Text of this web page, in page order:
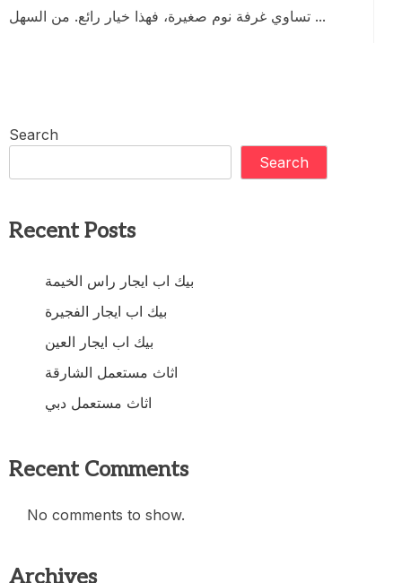
تساوي غرفة نوم صغيرة، فهذا خيار رائع. من السهل ...
Search
Search
Recent Posts
بيك اب ايجار راس الخيمة
بيك اب ايجار الفجيرة
بيك اب ايجار العين
اثاث مستعمل الشارقة
اثاث مستعمل دبي
Recent Comments
No comments to show.
Archives